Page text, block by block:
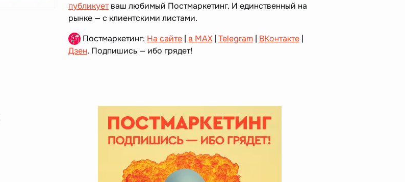
публикуетваш любимый Постмаркетинг. И единственный на
рынке — с клиентскими листами.
Постмаркетинг: На сайте | в MAX | Telegram | ВКонтакте |
Дзен. Подпишись — ибо грядет!